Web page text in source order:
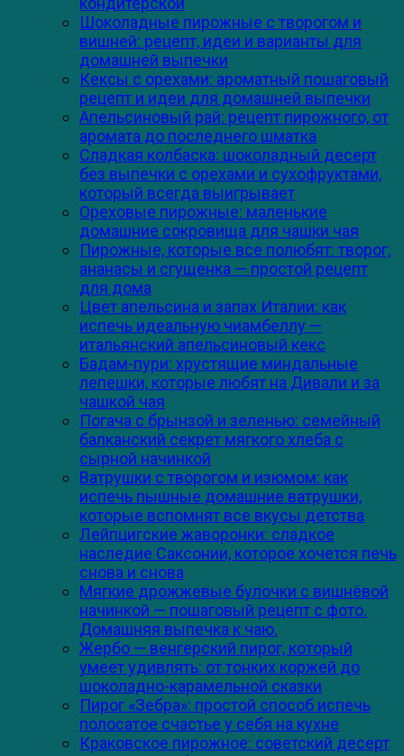
Шоколадные пирожные с творогом и
вишней: рецепт, идеи и варианты для
домашней выпечки
Кексы с орехами: ароматный пошаговый
рецепт и идеи для домашней выпечки
Апельсиновый рай: рецепт пирожного, от
аромата до последнего шматка
Сладкая колбаска: шоколадный десерт
без выпечки с орехами и сухофруктами,
который всегда выигрывает
Ореховые пирожные: маленькие
домашние сокровища для чашки чая
Пирожные, которые все полюбят: творог,
ананасы и сгущенка — простой рецепт
для дома
Цвет апельсина и запах Италии: как
испечь идеальную чиамбеллу —
итальянский апельсиновый кекс
Бадам-пури: хрустящие миндальные
лепешки, которые любят на Дивали и за
чашкой чая
Погача с брынзой и зеленью: семейный
балканский секрет мягкого хлеба с
сырной начинкой
Ватрушки с творогом и изюмом: как
испечь пышные домашние ватрушки,
которые вспомнят все вкусы детства
Лейпцигские жаворонки: сладкое
наследие Саксонии, которое хочется печь
снова и снова
Мягкие дрожжевые булочки с вишнёвой
начинкой — пошаговый рецепт с фото.
Домашняя выпечка к чаю.
Жербо — венгерский пирог, который
умеет удивлять: от тонких коржей до
шоколадно-карамельной сказки
Пирог «Зебра»: простой способ испечь
полосатое счастье у себя на кухне
Краковское пирожное: советский десерт